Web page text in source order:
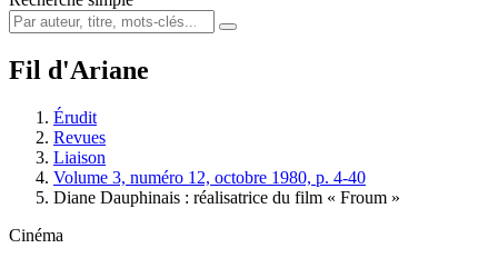
Fil d'Ariane
Érudit
Revues
Liaison
Volume 3, numéro 12, octobre 1980, p. 4-40
Diane Dauphinais : réalisatrice du film « Froum »
Cinéma